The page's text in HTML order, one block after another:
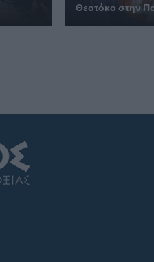
Θεοτόκο στην